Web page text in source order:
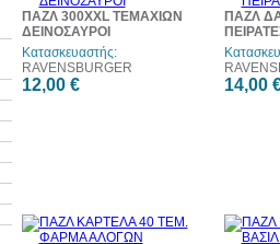
ΠΑΖΛ 300XXL ΤΕΜΑΧΙΩΝ
ΔΕΙΝΟΣΑΥΡΟΙ
Κατασκευαστής:
RAVENSBURGER
12,00 €
ΠΑΖΛ
14,00